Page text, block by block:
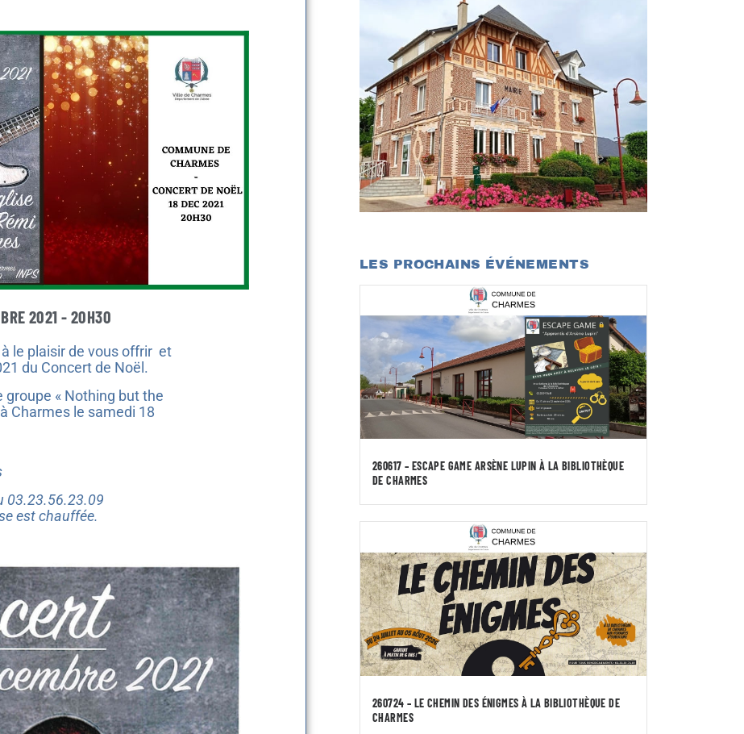
2021 - 20H30
le plaisir de vous offrir et
du Concert de Noël.
groupe « Nothing but the
Charmes le samedi 18
03.23.56.23.09
est chauffée.
LES PROCHAINS ÉVÉNEMENTS
260617 – ESCAPE GAME ARSÈNE LUPIN À LA BIBLIOTHÈQUE
DE CHARMES
260724 – LE CHEMIN DES ÉNIGMES À LA BIBLIOTHÈQUE DE
CHARMES